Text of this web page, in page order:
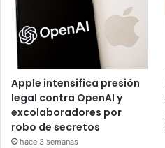
Apple intensifica presión
legal contra OpenAI y
excolaboradores por
robo de secretos
hace 3 semanas